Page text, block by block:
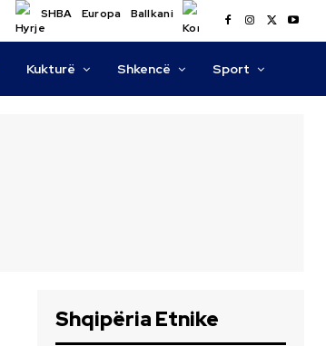
SHBA Europa Ballkani
Kukturë Shkencë Sport
Shqipëria Etnike